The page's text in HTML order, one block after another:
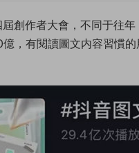
創作者大會，不同于往
，有閱讀圖文内容習慣